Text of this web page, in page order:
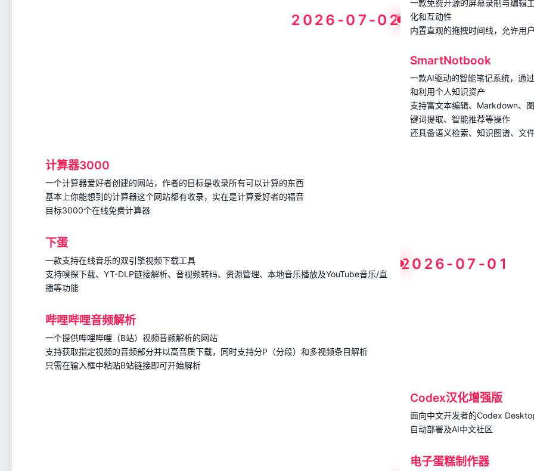
2026-07-02
一款免费开源的屏幕录制与编辑
化和互动性
内置直观的拖拽时间线，允许用
SmartNotbook
一款AI驱动的智能笔记系统，通
和利用个人知识资产
支持富文本编辑、Markdown、
键词提取、智能推荐等操作
还具备语义检索、知识图谱、文
2026-07-01
计算器3000
一个计算器爱好者创建的网站，作者的目标是收录所有可以计算的东西
基本上你能想到的计算器这个网站都有收录，实在是计算爱好者的福音
目标3000个在线免费计算器
下蛋
一款支持在线音乐的双引擎视频下载工具
支持嗅探下载、YT-DLP链接解析、音视频转码、资源管理、本地音乐播放及YouTube音乐/直
播等功能
哔哩哔哩音频解析
一个提供哔哩哔哩（B站）视频音频解析的网站
支持获取指定视频的音频部分并以高音质下载，同时支持分P（分段）和多视频条目解析
只需在输入框中粘贴B站链接即可开始解析
Codex汉化增强版
面向中文开发者的Codex
自动部署及AI中文社区
电子蛋糕制作器